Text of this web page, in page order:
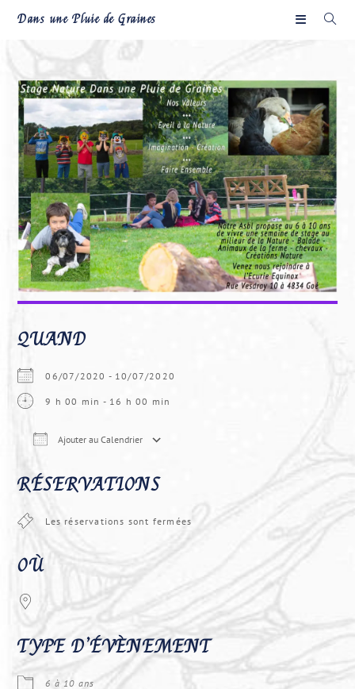
Skip
Dans une Pluie de Graines
QUAND
06/07/2020 - 10/07/2020
9 h 00 min - 16 h 00 min
Ajouter au Calendrier
RÉSERVATIONS
Les réservations sont fermées
OÙ
TYPE D’ÉVÈNEMENT
6 à 10 ans